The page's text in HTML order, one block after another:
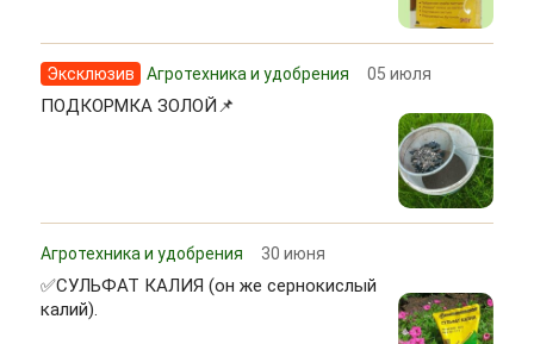
Эксклюзив Агротехника и удобрения 05 июля
ПОДКОРМКА ЗОЛОЙ📌
Агротехника и удобрения 30 июня
✅СУЛЬФАТ КАЛИЯ (он же сернокислый
калий).